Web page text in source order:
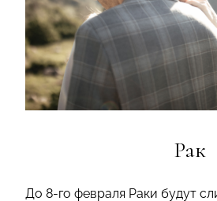
Рак
До 8-го февраля Раки будут